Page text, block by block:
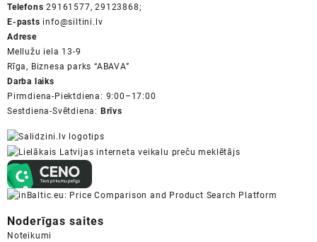
Telefons 29161577, 29123868;
E-pasts info@siltini.lv
Adrese
Mellužu iela 13-9
Rīga, Biznesa parks “ABAVA”
Darba laiks
Pirmdiena-Piektdiena: 9:00–17:00
Sestdiena-Svētdiena: Brīvs
Noderīgas saites
Noteikumi